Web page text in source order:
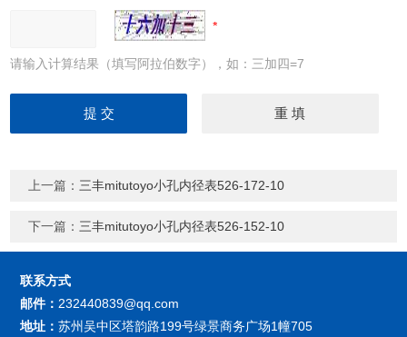
请输入计算结果（填写阿拉伯数字），如：三加四=7
上一篇： 三丰mitutoyo小孔内径表526-172-10
下一篇： 三丰mitutoyo小孔内径表526-152-10
联系方式
邮件： 232440839@qq.com
地址：苏州吴中区塔韵路199号绿景商务广场1幢705